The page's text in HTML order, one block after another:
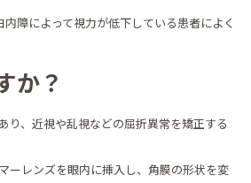
障によって視力が低下している患者によく
か？
り、近視や乱視などの屈折異常を矯正する
ーレンズを眼内に挿入し、角膜の形状を変